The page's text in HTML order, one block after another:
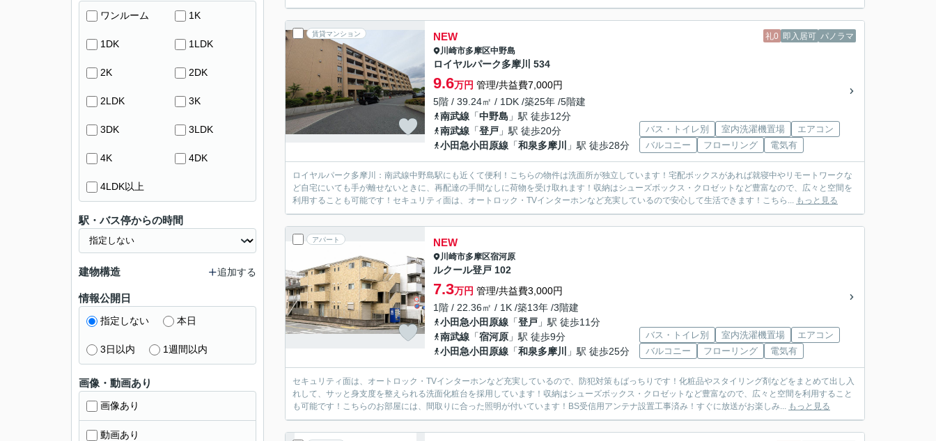
賃貸マンション 礼0 即入居可 パノラマ
NEW
川崎市多摩区中野島
ロイヤルパーク多摩川 534
9.6万円 管理/共益費7,000円
5階 / 39.24㎡ / 1DK /築25年 /5階建
南武線 「中野島 」駅 徒歩12分
南武線 「登戸 」駅 徒歩20分
小田急小田原線 「和泉多摩川 」駅 徒歩28分
バス・トイレ別 室内洗濯機置場
エアコン
バルコニー
フローリング 電気有
ロイヤルパーク多摩川：南武線中野島駅にも近くて便利！こちらの物件は洗面所が独立しています！宅配ボックスがあれば就寝中やリモートワークな
ど自宅にいても手が離せないときに、再配達の手間なしに荷物を受け取れます！収納はシューズボックス・クロゼットなど豊富なので、広々と空間を
利用することも可能です！セキュリティ面は、オートロック・TVインターホンなど充実しているので安心して生活できます！こちら... もっと見る
アパート NEW
川崎市多摩区宿河原
ルクール登戸 102
7.3万円 管理/共益費3,000円
1階 / 22.36㎡ / 1K /築13年 /3階建
小田急小田原線 「登戸 」駅 徒歩11分
南武線 「宿河原 」駅 徒歩9分
小田急小田原線 「和泉多摩川 」駅 徒歩25分
バス・トイレ別 室内洗濯機置場
エアコン
バルコニー
フローリング 電気有
セキュリティ面は、オートロック・TVインターホンなど充実しているので、防犯対策もばっちりです！化粧品やスタイリング剤などをまとめて出し入
れして、サッと身支度を整えられる洗面化粧台を採用しています！収納はシューズボックス・クロゼットなど豊富なので、広々と空間を利用すること
も可能です！こちらのお部屋には、間取りに合った照明が付いています！BS受信用アンテナ設置工事済み！すぐに放送がお楽しみ... もっと見る
ワンルーム 1K
1DK 1LDK
2K 2DK
2LDK 3K
3DK 3LDK
4K 4DK
4LDK以上
駅・バス停からの時間
建物構造 追加する
情報公開日
指定しない 本日
3日以内 1週間以内
画像・動画あり
画像あり
動画あり